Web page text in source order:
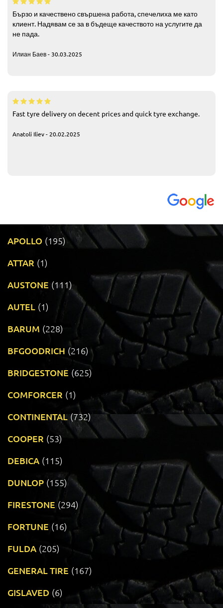
Бързо и качествено свършена работа, спечелиха ме като
клиент. Надявам се за в бъдеще качеството на услугите да
не пада.
Илиан Баев - 30.03.2025
Fast tyre delivery on decent prices and quick tyre exchange.
Anatoli Iliev - 20.02.2025
APOLLO (195)
ATTAR (1)
AUSTONE (111)
AUTEL (1)
BARUM (228)
BFGOODRICH (216)
BRIDGESTONE (625)
COMFORCER (1)
CONTINENTAL (732)
COOPER (53)
DEBICA (115)
DUNLOP (155)
FIRESTONE (294)
FORTUNE (16)
FULDA (205)
GENERAL TIRE (167)
GISLAVED (6)